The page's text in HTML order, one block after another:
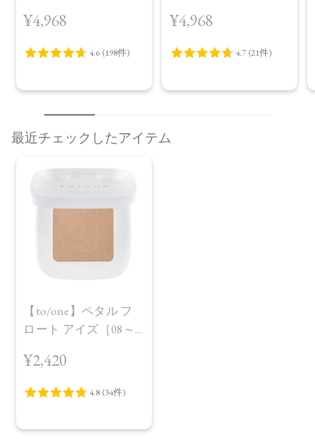
¥4,968
プラス＜限定品＞
¥4,968
最近チェックしたアイテム
【to/one】ペタル フ
ロート アイズ［08～
¥2,420